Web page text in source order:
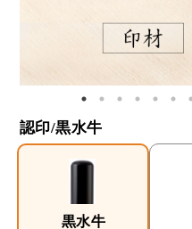
認印/黒水牛
黒水牛